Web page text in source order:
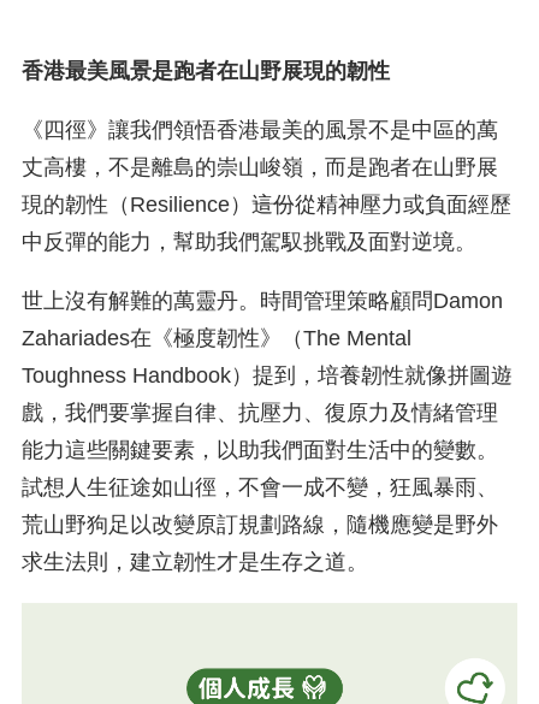
香港最美風景是跑者在山野展現的韌性
《四徑》讓我們領悟香港最美的風景不是中區的萬
丈高樓，不是離島的崇山峻嶺，而是跑者在山野展
現的韌性（Resilience）――這份從精神壓力或負面經歷
中反彈的能力，幫助我們駕馭挑戰及面對逆境。
世上沒有解難的萬靈丹。時間管理策略顧問Damon
Zahariades在《極度韌性》（The Mental
Toughness Handbook）提到，培養韌性就像拼圖遊
戲，我們要掌握自律、抗壓力、復原力及情緒管理
能力這些關鍵要素，以助我們面對生活中的變數。
試想人生征途如山徑，不會一成不變，狂風暴雨、
荒山野狗足以改變原訂規劃路線，隨機應變是野外
求生法則，建立韌性才是生存之道。